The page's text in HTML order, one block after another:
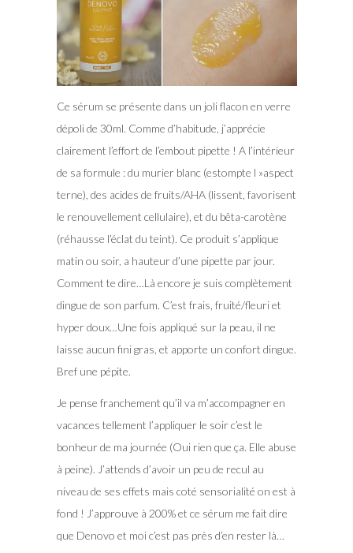
Ce sérum se présente dans un joli flacon en verre
dépoli de 30ml. Comme d’habitude, j’apprécie
clairement l’effort de l’embout pipette ! A l’intérieur
de sa formule : du murier blanc (estompte l »aspect
terne), des acides de fruits/AHA (lissent, favorisent
le renouvellement cellulaire), et du bêta-carotène
(réhausse l’éclat du teint). Ce produit s’applique
matin ou soir, a hauteur d’une pipette par jour.
Comment te dire…Là encore je suis complètement
dingue de son parfum. C’est frais, fruité/fleuri et
hyper doux…Une fois appliqué sur la peau, il ne
laisse aucun fini gras, et apporte un confort dingue.
Bref une pépite.
Je pense franchement qu’il va m’accompagner en
vacances tellement l’appliquer le soir c’est le
bonheur de ma journée (Oui rien que ça. Elle abuse
à peine). J’attends d’avoir un peu de recul au
niveau de ses effets mais coté sensorialité on est à
fond ! J’approuve à 200% et ce sérum me fait dire
que Denovo et moi c’est pas près d’en rester là…